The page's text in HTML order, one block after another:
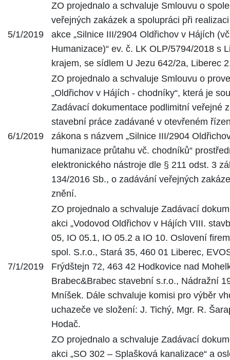
5/1/2019
ZO projednalo a schvaluje Smlouvu o
veřejných zakázek a spolupráci při
akce „Silnice III/2904 Oldřichov v Hájích
Humanizace)“ ev. č. LK OLP/5794/2018 s
krajem, se sídlem U Jezu 642/2a, Liberec
6/1/2019
ZO projednalo a schvaluje Smlouvu o
„Oldřichov v Hájích - chodníky“, která je
Zadávací dokumentace podlimitní veřejné
stavební práce zadávané v otevřeném
zákona s názvem „Silnice III/2904
humanizace průtahu vč. chodníků“
elektronického nástroje dle § 211 odst. 3
134/2016 Sb., o zadávání veřejných
znění.
7/1/2019
ZO projednalo a schvaluje Zadávací
akci „Vodovod Oldřichov v Hájích VIII.
05, IO 05.1, IO 05.2 a IO 10. Oslovení
spol. S.r.o., Stará 35, 460 01 Liberec,
Frýdštejn 72, 463 42 Hodkovice nad
Brabec&Brabec stavební s.r.o., Nádražní
Mníšek. Dále schvaluje komisi pro výběr
uchazeče ve složení: J. Tichý, Mgr. R.
Hodač.
ZO projednalo a schvaluje Zadávací
akci „SO 302 – Splašková kanalizace“ a